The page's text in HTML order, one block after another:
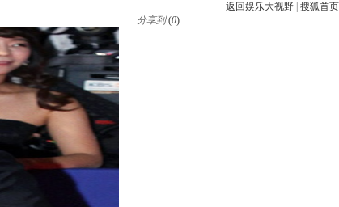
返回娱乐大视野 搜狐首页
分享到 (0)